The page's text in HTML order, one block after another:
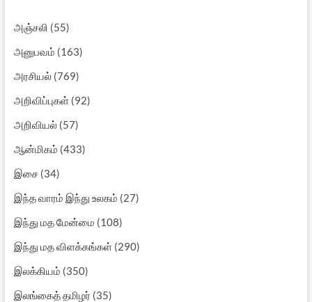
அஞ்சலி (55)
அனுபவம் (163)
அரசியல்(769)
அறிவிப்புகள்(92)
அறிவியல்(57)
ஆன்மிகம் (433)
இசை(34)
இந்த வாரம் இந்து உலகம் (27)
இந்து மத மேன்மை (108)
இந்து மத விளக்கங்கள்(290)
இலக்கியம் (350)
இலங்கைத் தமிழர் (35)